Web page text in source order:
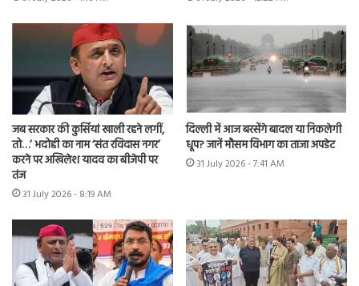
जब सरकार की कुर्सियां खाली रहने लगीं,
तो…’ भदोही का नाम ‘संत रविदास नगर’
करने पर अखिलेश यादव का बीजेपी पर
तंज
31 July 2026 - 8:19 AM
दिल्ली में आज बरसेंगे बादल या निकलेगी
धूप? जानें मौसम विभाग का ताजा अपडेट
31 July 2026 - 7:41 AM